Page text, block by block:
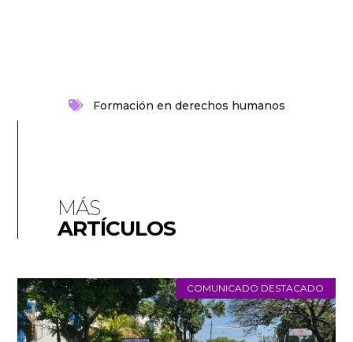
Formación en derechos humanos
MÁS
ARTÍCULOS
COMUNICADO DESTACADO